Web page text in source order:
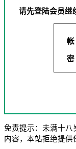
请先登陆会员继
帐
密
免责提示：未满十八
内容，本站拒绝提供